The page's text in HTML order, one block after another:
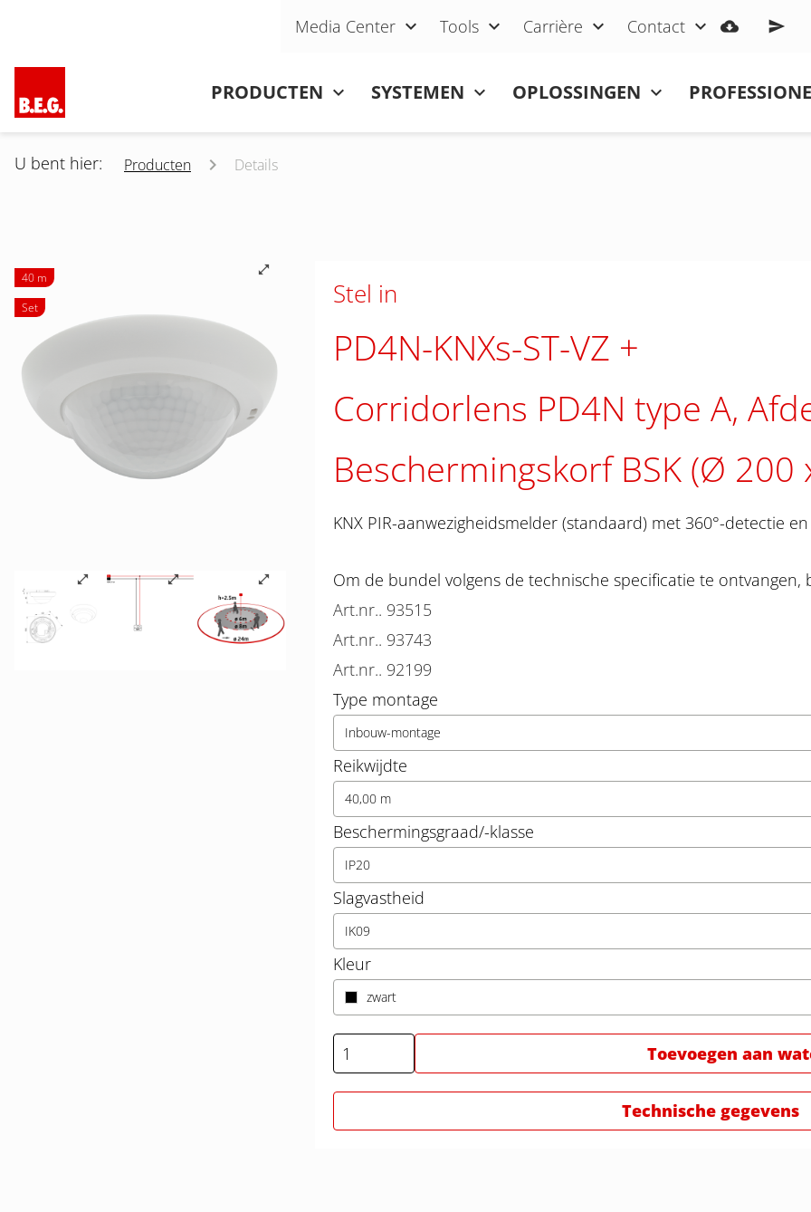
Navigatie overslaan
Media Center Tools Carrière Contact
PRODUCTEN SYSTEMEN OPLOSSINGEN
U bent hier: Producten Details
40 m
Set
Stel in
PD4N-KNXs-ST-VZ
Corridorlens PD4N type A,
Beschermingskorf BSK (Ø 200
KNX PIR-aanwezigheidsmelder (standaard) met 360°-detectie
Om de bundel volgens de technische specificatie te ontvangen,
Art.nr.. 93515
Art.nr.. 93743
Art.nr.. 92199
Type montage
Inbouw-montage
Reikwijdte
40,00 m
Beschermingsgraad/-klasse
IP20
Slagvastheid
IK09
Kleur
zwart
Toevoegen aan
Technische gegevens